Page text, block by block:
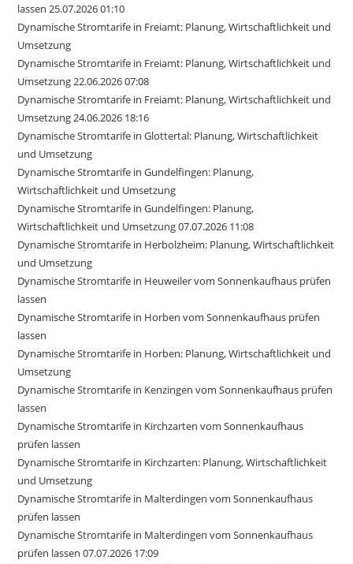
lassen 25.07.2026 01:10
Dynamische Stromtarife in Freiamt: Planung, Wirtschaftlichkeit und
Umsetzung
Dynamische Stromtarife in Freiamt: Planung, Wirtschaftlichkeit und
Umsetzung 22.06.2026 07:08
Dynamische Stromtarife in Freiamt: Planung, Wirtschaftlichkeit und
Umsetzung 24.06.2026 18:16
Dynamische Stromtarife in Glottertal: Planung, Wirtschaftlichkeit
und Umsetzung
Dynamische Stromtarife in Gundelfingen: Planung,
Wirtschaftlichkeit und Umsetzung
Dynamische Stromtarife in Gundelfingen: Planung,
Wirtschaftlichkeit und Umsetzung 07.07.2026 11:08
Dynamische Stromtarife in Herbolzheim: Planung, Wirtschaftlichkeit
und Umsetzung
Dynamische Stromtarife in Heuweiler vom Sonnenkaufhaus prüfen
lassen
Dynamische Stromtarife in Horben vom Sonnenkaufhaus prüfen
lassen
Dynamische Stromtarife in Horben: Planung, Wirtschaftlichkeit und
Umsetzung
Dynamische Stromtarife in Kenzingen vom Sonnenkaufhaus prüfen
lassen
Dynamische Stromtarife in Kirchzarten vom Sonnenkaufhaus
prüfen lassen
Dynamische Stromtarife in Kirchzarten: Planung, Wirtschaftlichkeit
und Umsetzung
Dynamische Stromtarife in Malterdingen vom Sonnenkaufhaus
prüfen lassen
Dynamische Stromtarife in Malterdingen vom Sonnenkaufhaus
prüfen lassen 07.07.2026 17:09